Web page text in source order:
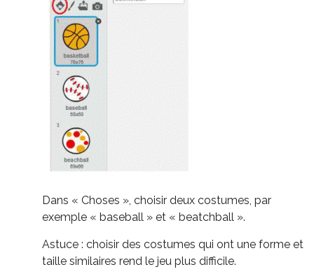
Dans « Choses », choisir deux costumes, par
exemple « baseball » et « beatchball ».
Astuce : choisir des costumes qui ont une forme et
taille similaires rend le jeu plus difficile.